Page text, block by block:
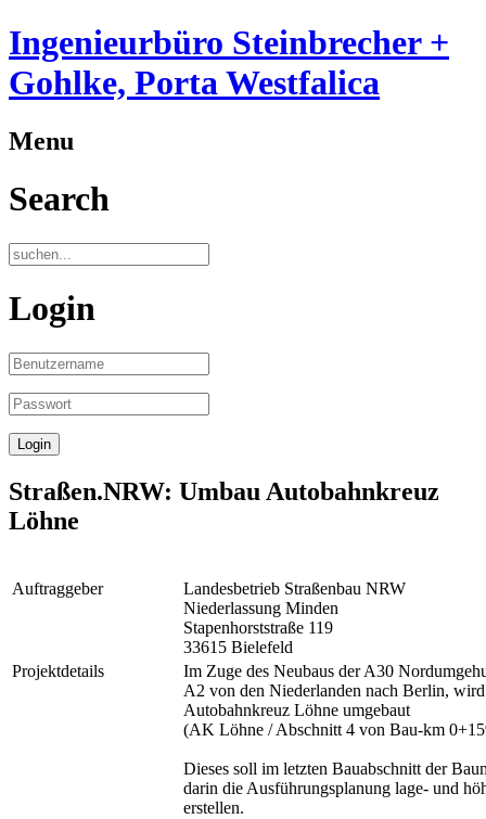
Ingenieurbüro Steinbrecher +
Gohlke, Porta Westfalica
Menu
Search
Login
Straßen.NRW: Umbau Autobahnkreuz
Löhne
Auftraggeber
Landesbetrieb Straßenbau NRW
Niederlassung Minden
Stapenhorststraße 119
33615 Bielefeld
Projektdetails
Im Zuge des Neubaus der A30
A2 von den Niederlanden nach Berlin,
Autobahnkreuz Löhne umgebaut
(AK Löhne / Abschnitt 4 von Bau-km
Dieses soll im letzten Bauabschnitt der
darin die Ausführungsplanung lage- und
erstellen.